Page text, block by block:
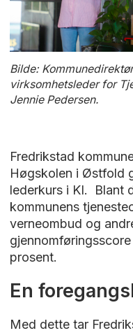
Bilde:
virksomhetsleder for
Jennie Pedersen.
Fredrikstad
Høgskolen i Østfold
lederkurs i KI. Blant
kommunens
verneombud og
prosent.
En
Med dette tar